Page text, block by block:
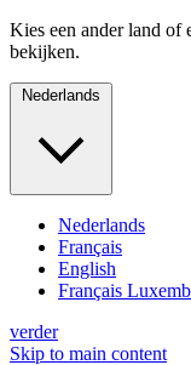
Kies een ander land of
bekijken.
Nederlands
Nederlands
Français
English
Français
verder
Skip to main content